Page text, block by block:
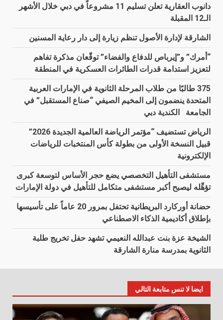
دانوب العقارية تعلن تسليم 11 مشروعاً في دبي خلال الأشهر
الـ12 المقبلة
الشارقة لإدارة الأصول تنظم زيارة إلى دار رعاية المسنين
“أمرك” و”إيرباص للدفاع والفضاء” توقّعان مذكرة تفاهم
لتعزيز استدامة قدرات الطائرات العسكرية في المنطقة
375 طالبًا من طلاب المرحلة الثانوية في الإمارات العربية
المتحدة ينضمون إلى المخيم الصيفي “صناع المستقبل” في
الجامعة الكندية دبي
الرياض تستضيف “مؤتمر الرياضة العالمية الجديدة 2026”
قبيل النسخة الأولى من بطولة كأس المنتخبات للرياضات
الإلكترونية
مستشفى التأهيل التخصصي يضع حجر الأساس لتوسعة كبرى
تؤهِّله ليصبح أكبر مستشفى متكامل للتأهيل في دولة الإمارات
حضانة أوركارد البريطانية تحتفل بمرور 20 عاماً على تأسيسها
بإطلاق أكاديمية الذكاء الاصطناعي
الشيخة عزة بنت عبدالله النعيمي تشهد حفل تخريج طلبة
الثانوية بمدرسة منارة الشارقة
ايضا لا تنس متابعة التالي